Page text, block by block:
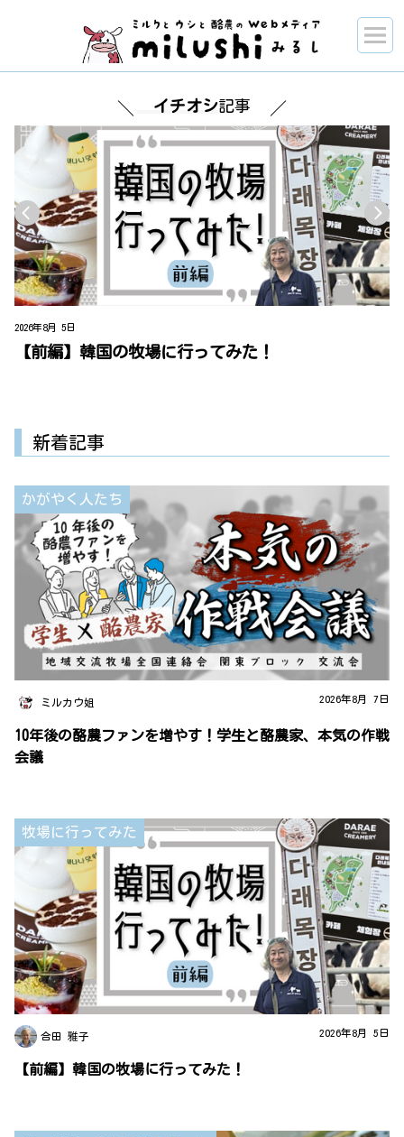
イチオシ記事
2026年8月 3日
【後編】「南房総ミルクツーリズム2026」に参加し
新着記事
かがやく人たち
ミルカウ姐 2026年8月 7日
10年後の酪農ファンを増やす！学生と酪農家、本気の作戦
会議
牧場に行ってみた
合田 雅子 2026年8月 5日
【前編】韓国の牧場に行ってみた！